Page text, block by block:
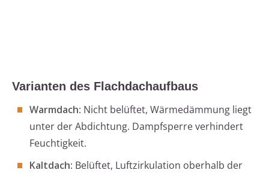
Varianten des Flachdachaufbaus
Warmdach: Nicht belüftet, Wärmedämmung liegt
unter der Abdichtung. Dampfsperre verhindert
Feuchtigkeit.
Kaltdach: Belüftet, Luftzirkulation oberhalb der